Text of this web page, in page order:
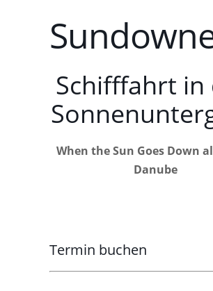
Schifffahrt in
When the Sun Goes Down
Danube
Termin buchen